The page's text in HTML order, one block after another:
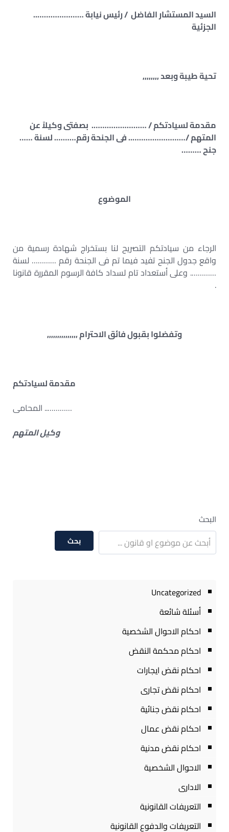
السيد المستشار الفاضل / رئيس نيابة …………………..
الجزئية
تحية طيبة وبعد ,,,,,,,,
مقدمة لسيادتكم / ……………………. بصفتى وكيلاً عن
المتهم /…………………….. فى الجنحة رقم………. لسنة ……
جنح ………
الموضوع
الرجاء من سيادتكم التصريح لنا بستخراج شهادة رسمية من
واقع جدول الجنح تفيد فيما تم فى الجنحة رقم ………… لسنة
…………. وعلى أستعداد تام لسداد كافة الرسوم المقررة قانونا
.
وتفضلوا بقبول فائق الاحترام ,,,,,,,,,,,,,,,
مقدمة لسيادتكم
………….. المحامى
وكيل المتهم
البحث
بحث
Uncategorized
أسئلة شائعة
احكام الاحوال الشخصية
احكام محكمة النقض
احكام نقض ايجارات
احكام نقض تجارى
احكام نقض جنائية
احكام نقض عمال
احكام نقض مدنية
الاحوال الشخصية
الادارى
التعريفات القانونية
التعريفات والدفوع القانونية